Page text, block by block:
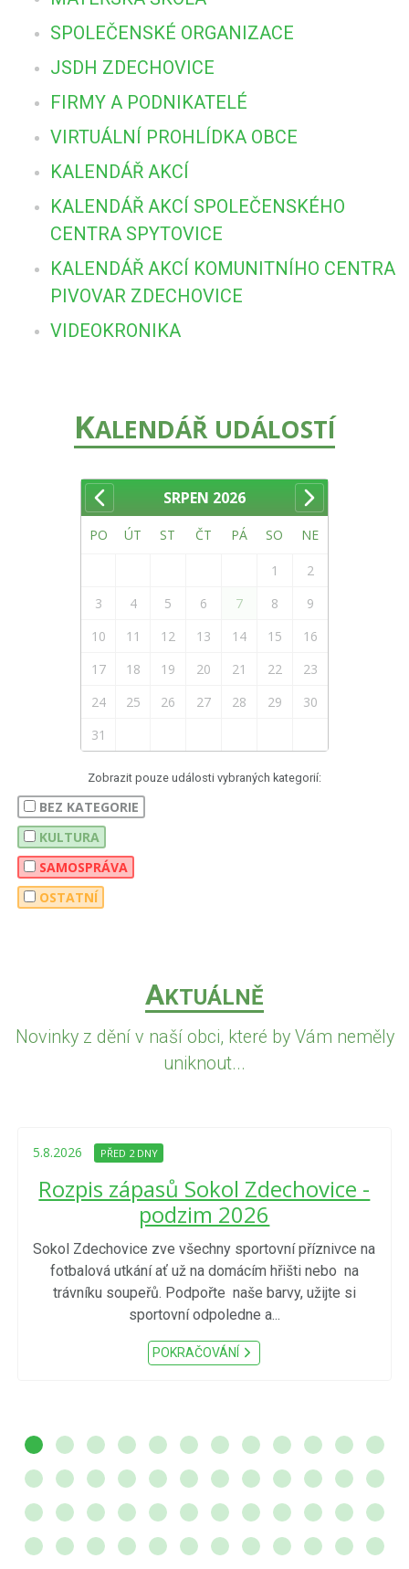
SPOLEČENSKÉ ORGANIZACE
JSDH ZDECHOVICE
FIRMY A PODNIKATELÉ
VIRTUÁLNÍ PROHLÍDKA OBCE
KALENDÁŘ AKCÍ
KALENDÁŘ AKCÍ SPOLEČENSKÉHO
CENTRA SPYTOVICE
KALENDÁŘ AKCÍ KOMUNITNÍHO CENTRA
PIVOVAR ZDECHOVICE
VIDEOKRONIKA
KALENDÁŘ UDÁLOSTÍ
SRPEN 2026
PO ÚT ST ČT PÁ SO NE
1
2
3
4 5 6 7 8
9
10
11 12 13 14 15
16
17
18 19 20 21 22
23
24
25 26 27 28 29
30
31
Zobrazit pouze události vybraných kategorií:
BEZ KATEGORIE
KULTURA
SAMOSPRÁVA
OSTATNÍ
AKTUÁLNĚ
Novinky z dění v naší obci, které by Vám neměly
uniknout...
5.8.2026 PŘED 2 DNY
Rozpis zápasů Sokol Zdechovice -
podzim 2026
Sokol Zdechovice zve všechny sportovní příznivce na
fotbalová utkání ať už na domácím hřišti nebo na
trávníku soupeřů. Podpořte naše barvy, užijte si
sportovní odpoledne a...
POKRAČOVÁNÍ